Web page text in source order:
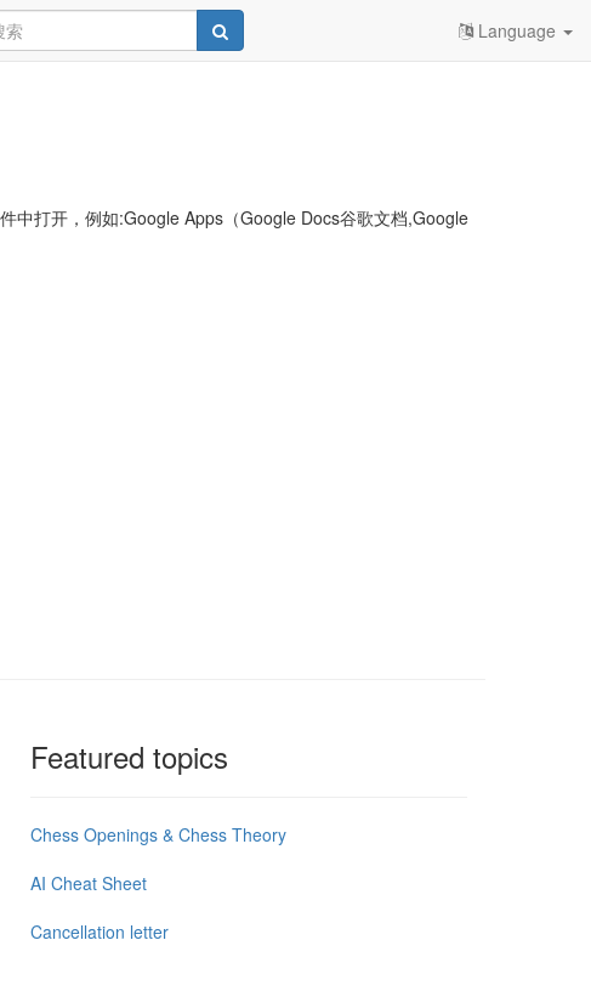
Language
中打开，例如:Google Apps（Google Docs谷歌文档,Google
Featured topics
Chess Openings & Chess Theory
AI Cheat Sheet
Cancellation letter